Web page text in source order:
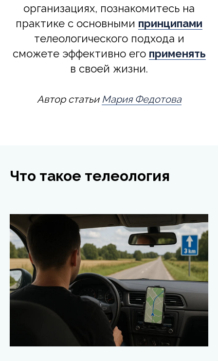
организациях, познакомитесь на
практике с основными принципами
телеологического подхода и
сможете эффективно его применять
в своей жизни.
Автор статьи Мария Федотова
Что такое телеология